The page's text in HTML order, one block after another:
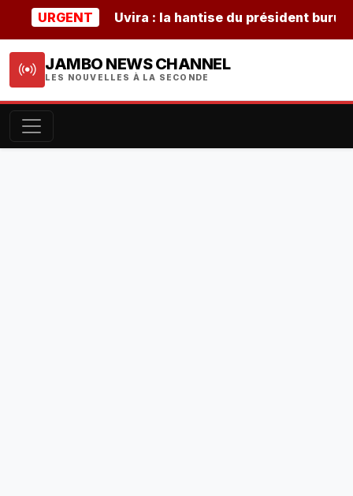
URGENT Uvira : la hantise du président
JAMBO NEWS CHANNEL
LES NOUVELLES À LA SECONDE